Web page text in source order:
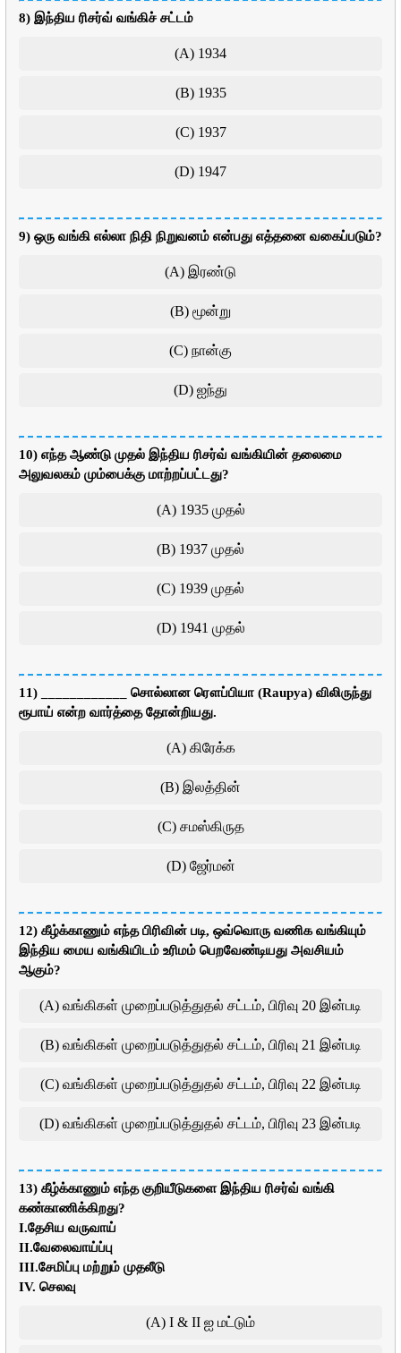
8) இந்திய ரிசர்வ் வங்கிச் சட்டம்
(A) 1934
(B) 1935
(C) 1937
(D) 1947
9) ஒரு வங்கி எல்லா நிதி நிறுவனம் என்பது எத்தனை வகைப்படும்?
(A) இரண்டு
(B) மூன்று
(C) நான்கு
(D) ஐந்து
10) எந்த ஆண்டு முதல் இந்திய ரிசர்வ் வங்கியின் தலைமை
அலுவலகம் மும்பைக்கு மாற்றப்பட்டது?
(A) 1935 முதல்
(B) 1937 முதல்
(C) 1939 முதல்
(D) 1941 முதல்
11) ____________ சொல்லான ரௌப்பியா (Raupya) விலிருந்து
ரூபாய் என்ற வார்த்தை தோன்றியது.
(A) கிரேக்க
(B) இலத்தின்
(C) சமஸ்கிருத
(D) ஜேர்மன்
12) கீழ்க்காணும் எந்த பிரிவின் படி, ஒவ்வொரு வணிக வங்கியும்
இந்திய மைய வங்கியிடம் உரிமம் பெறவேண்டியது அவசியம்
ஆகும்?
(A) வங்கிகள் முறைப்படுத்துதல் சட்டம், பிரிவு 20 இன்படி
(B) வங்கிகள் முறைப்படுத்துதல் சட்டம், பிரிவு 21 இன்படி
(C) வங்கிகள் முறைப்படுத்துதல் சட்டம், பிரிவு 22 இன்படி
(D) வங்கிகள் முறைப்படுத்துதல் சட்டம், பிரிவு 23 இன்படி
13) கீழ்க்காணும் எந்த குறியீடுகளை இந்திய ரிசர்வ் வங்கி
கண்காணிக்கிறது?
I.தேசிய வருவாய்
II.வேலைவாய்ப்பு
III.சேமிப்பு மற்றும் முதலீடு
IV. செலவு
(A) I & II ஐ மட்டும்